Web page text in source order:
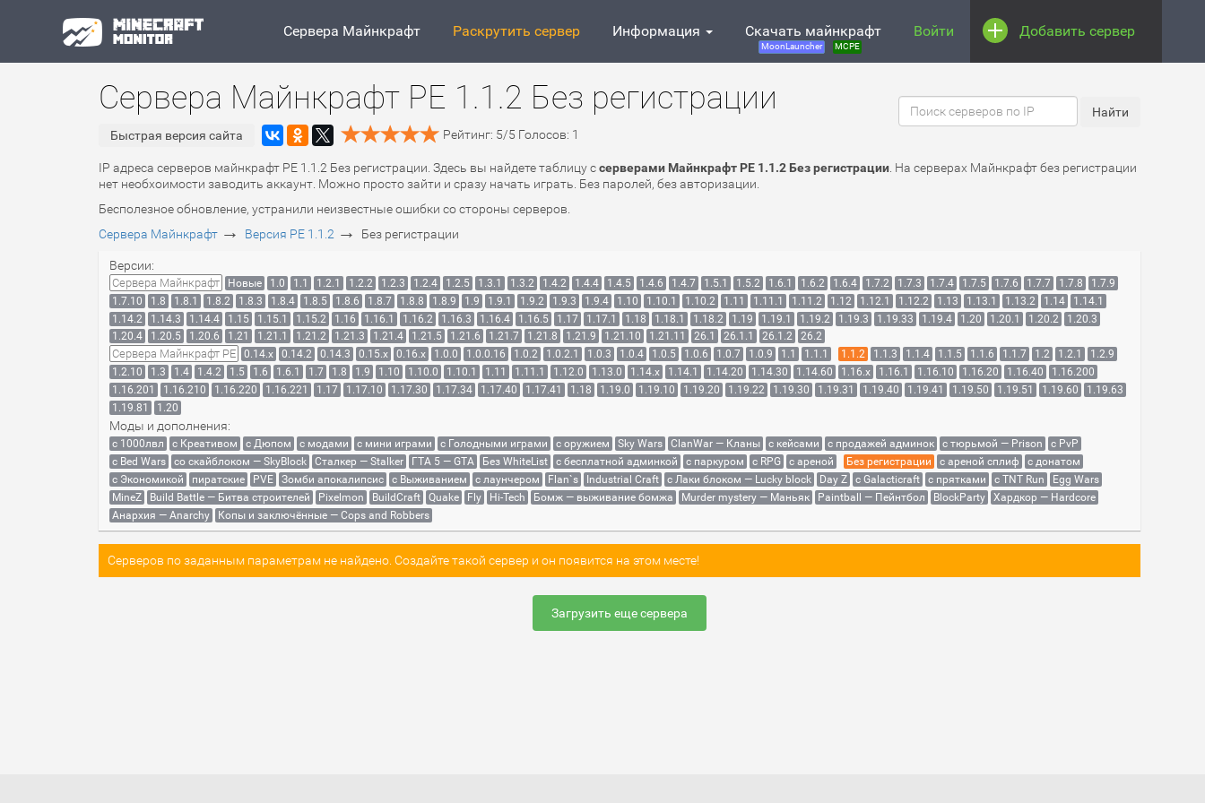
Сервера Майнкрафт Раскрутить сервер Информация Скачать майнкрафт
MoonLauncher MCPE
Войти Добавить сервер
Сервера Майнкрафт PE 1.1.2 Без регистрации
Быстрая версия сайта Рейтинг: 5/5 Голосов: 1
IP адреса серверов майнкрафт PE 1.1.2 Без регистрации. Здесь вы найдете таблицу ссерверами Майнкрафт PE 1.1.2 Без регистрации . На серверах Майнкрафт без регистрации
нет необхоимости заводить аккаунт. Можно просто зайти и сразу начать играть. Без паролей, без авторизации.
Бесполезное обновление, устранили неизвестные ошибки со стороны серверов.
Сервера Майнкрафт → Версия PE 1.1.2 → Без регистрации
Версии:
Сервера Майнкрафт Новые 1.0 1.1 1.2.1 1.2.2 1.2.3 1.2.4 1.2.5 1.3.1 1.3.2 1.4.2 1.4.4 1.4.5 1.4.6 1.4.7 1.5.1 1.5.2 1.6.1 1.6.2 1.6.4 1.7.2 1.7.3 1.7.4 1.7.5 1.7.6 1.7.7 1.7.8
1.7.9
1.7.10
1.8 1.8.1 1.8.2 1.8.3 1.8.4 1.8.5 1.8.6 1.8.7 1.8.8 1.8.9 1.9 1.9.1 1.9.2 1.9.3 1.9.4 1.10 1.10.1 1.10.2 1.11 1.11.1 1.11.2 1.12 1.12.1 1.12.2 1.13 1.13.1 1.13.2 1.14
1.14.1
1.14.2
1.14.3 1.14.4 1.15 1.15.1 1.15.2 1.16 1.16.1 1.16.2 1.16.3 1.16.4 1.16.5 1.17 1.17.1 1.18 1.18.1 1.18.2 1.19 1.19.1 1.19.2 1.19.3 1.19.33 1.19.4 1.20 1.20.1 1.20.2
1.20.3
1.20.4
1.20.5 1.20.6 1.21 1.21.1 1.21.2 1.21.3 1.21.4 1.21.5 1.21.6 1.21.7 1.21.8 1.21.9 1.21.10 1.21.11 26.1 26.1.1 26.1.2 26.2
Сервера Майнкрафт PE 0.14.x 0.14.2 0.14.3 0.15.x 0.16.x 1.0.0 1.0.0.16 1.0.2 1.0.2.1 1.0.3 1.0.4 1.0.5 1.0.6 1.0.7 1.0.9 1.1 1.1.1 1.1.2 1.1.3 1.1.4 1.1.5 1.1.6 1.1.7 1.2 1.2.1
1.2.9
1.2.10
1.3 1.4 1.4.2 1.5 1.6 1.6.1 1.7 1.8 1.9 1.10 1.10.0 1.10.1 1.11 1.11.1 1.12.0 1.13.0 1.14.x 1.14.1 1.14.20 1.14.30 1.14.60 1.16.x 1.16.1 1.16.10 1.16.20 1.16.40
1.16.200
1.16.201
1.16.210 1.16.220 1.16.221 1.17 1.17.10 1.17.30 1.17.34 1.17.40 1.17.41 1.18 1.19.0 1.19.10 1.19.20 1.19.22 1.19.30 1.19.31 1.19.40 1.19.41 1.19.50 1.19.51 1.19.60
1.19.63
1.19.81
1.20
Моды и дополнения:
с 1000лвл c Креативом с Дюпом с модами с мини играми с Голодными играми с оружием Sky Wars ClanWar — Кланы с кейсами с продажей админок с тюрьмой — Prison
с PvP
с Bed Wars
со скайблоком — SkyBlock Сталкер — Stalker ГТА 5 — GTA Без WhiteList с бесплатной админкой с паркуром с RPG с ареной Без регистрации с ареной сплиф
с донатом
с Экономикой
пиратские PVE Зомби апокалипсис с Выживанием с лаунчером Flan`s Industrial Craft с Лаки блоком — Lucky block Day Z с Galacticraft с прятками с TNT Run
Egg Wars
MineZ
Build Battle — Битва строителей Pixelmon BuildCraft Quake Fly Hi-Tech Бомж — выживание бомжа Murder mystery — Маньяк Paintball — Пейнтбол BlockParty
Хардкор — Hardcore
Анархия — Anarchy
Копы и заключённые — Cops and Robbers
Серверов по заданным параметрам не найдено. Создайте такой сервер и он появится на этом месте!
Загрузить еще сервера